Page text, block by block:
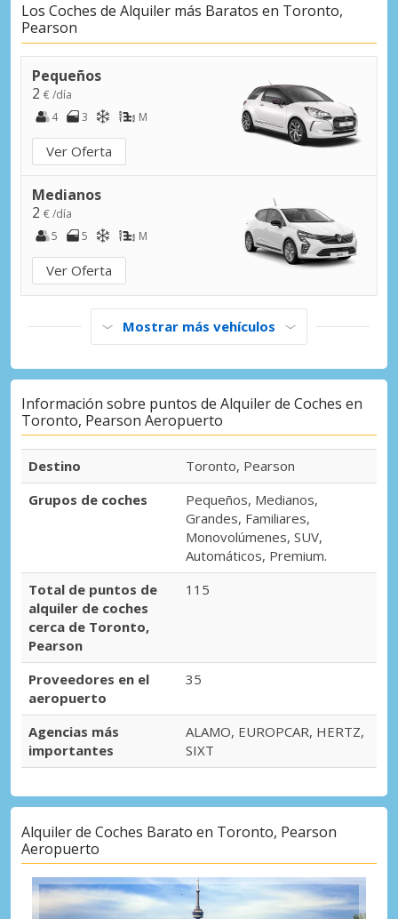
Los Coches de Alquiler más Baratos en Toronto,
Pearson
Pequeños
2 € /día
4
3 M
Ver Oferta
Medianos
2 € /día
5
5 M
Ver Oferta
Mostrar más vehículos
Información sobre puntos de Alquiler de Coches en
Toronto, Pearson Aeropuerto
Destino
Toronto, Pearson
Grupos de coches
Pequeños, Medianos,
Grandes, Familiares,
Monovolúmenes, SUV,
Automáticos, Premium.
Total de puntos de
alquiler de coches
cerca de Toronto,
Pearson
115
Proveedores en el
aeropuerto
35
Agencias más
importantes
ALAMO, EUROPCAR, HERTZ,
SIXT
Alquiler de Coches Barato en Toronto, Pearson
Aeropuerto